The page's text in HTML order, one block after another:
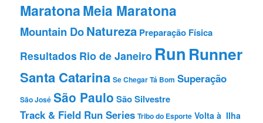
MaratonaMeia Maratona
Mountain DoNatureza Preparação Fí­sica
Resultados Rio de Janeiro Run Runner
Santa Catarina Se Chegar Tá Bom Superação
São José São Paulo São Silvestre
Track & Field Run Series Tribo do Esporte Volta à Ilha